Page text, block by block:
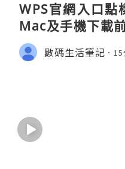
WPS官網入口點
Mac及手機下載
數碼生活筆記